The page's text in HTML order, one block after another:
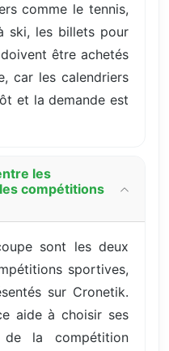
comme le tennis,
ski, les billets pour
être achetés
car les calendriers
et la demande est
les
compétitions
sont les deux
sportives,
sur Cronetik.
aide à choisir ses
la compétition